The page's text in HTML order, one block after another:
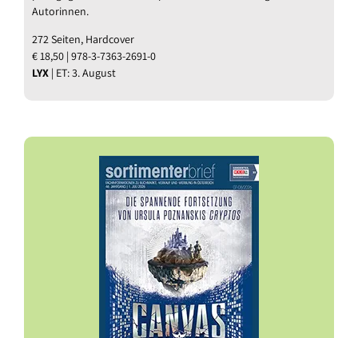
Autorinnen.
272 Seiten, Hardcover
€ 18,50 | 978-3-7363-2691-0
LYX | ET: 3. August